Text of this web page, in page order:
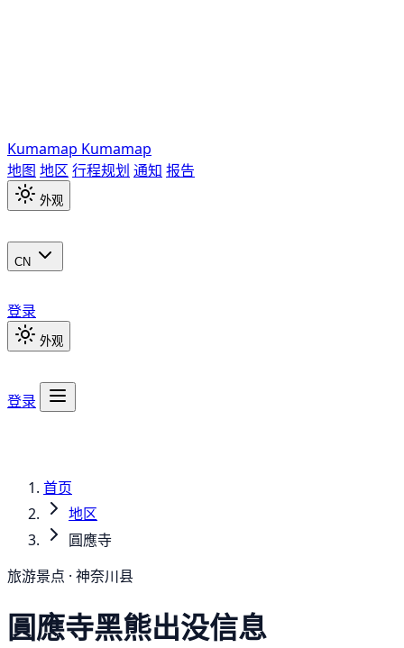
Kumamap Kumamap
地图 地区 行程规划 通知 报告
外观
CN
登录
外观
登录
首页
地区
圓應寺
旅游景点 · 神奈川县
圓應寺黑熊出没信息